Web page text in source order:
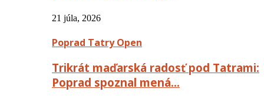
21 júla, 2026
Poprad Tatry Open
Trikrát maďarská radosť pod Tatrami:
Poprad spoznal mená…